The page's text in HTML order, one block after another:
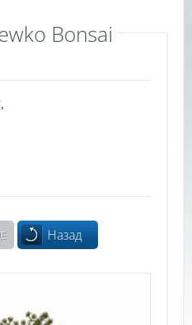
Bonsai
Назад